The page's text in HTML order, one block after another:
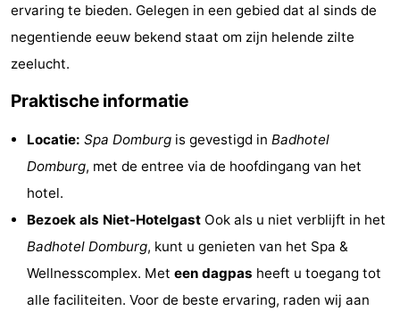
Steden
Rondleidingen
Sporten
-
Zwembaden
-
Fietsen
Wandelen
-
Paardrijden
Golfbanen
Eten
ervaring te bieden. Gelegen in een gebied dat al sinds de
negentiende eeuw bekend staat om zijn helende zilte
zeelucht.
Praktische informatie
Locatie: Spa Domburg is gevestigd in Badhotel
Domburg, met de entree via de hoofdingang van het
hotel.
Bezoek als Niet-Hotelgast Ook als u niet verblijft in het
Badhotel Domburg, kunt u genieten van het Spa &
Wellnesscomplex. Met een dagpas heeft u toegang tot
alle faciliteiten. Voor de beste ervaring, raden wij aan